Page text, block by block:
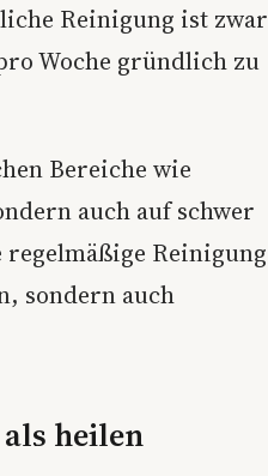
Reinigung ist zwar
Woche gründlich zu
Bereiche wie
auch auf schwer
regelmäßige Reinigung
sondern auch
heilen